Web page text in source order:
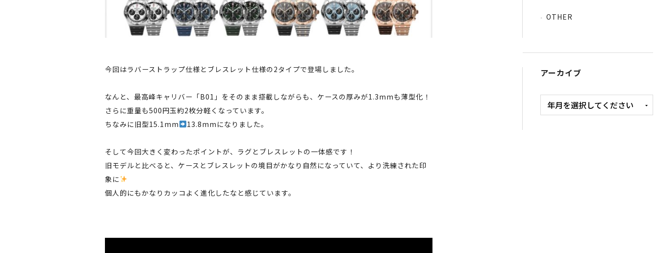
今回はラバーストラップ仕様とブレスレット仕様の2タイプで登場しました。
なんと、最高峰キャリバー「B01」をそのまま搭載しながらも、ケースの厚みが1.3mmも薄型化！
さらに重量も500円玉約2枚分軽くなっています。
ちなみに旧型15.1mm
13.8mmになりました。
そして今回大きく変わったポイントが、ラグとブレスレットの一体感です！
旧モデルと比べると、ケースとブレスレットの境目がかなり自然になっていて、より洗練された印
象に
個人的にもかなりカッコよく進化したなと感じています。
OTHER
アーカイブ